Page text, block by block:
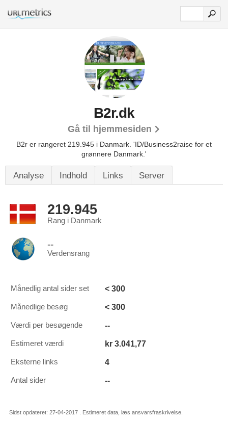
B2r.dk
Gå til hjemmesiden
B2r er rangeret 219.945 i Danmark. 'ID/Business2raise for et
grønnere Danmark.'
Analyse Indhold Links Server
219.945
Rang i Danmark
--
Verdensrang
Månedlig antal sider set < 300
Månedlige besøg < 300
Værdi per besøgende --
Estimeret værdi kr 3.041,77
Eksterne links 4
Antal sider --
Sidst opdateret: 27-04-2017 . Estimeret data, læs ansvarsfraskrivelse.